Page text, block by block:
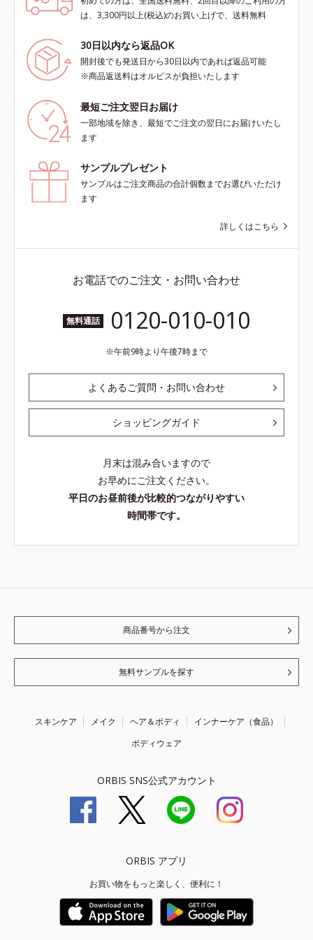
は、3,300円以上(税込)のお買い上げで、送料無料
30日以内なら返品OK
開封後でも発送日から30日以内であれば返品可能
※商品返送料はオルビスが負担いたします
最短ご注文翌日お届け
一部地域を除き、最短でご注文の翌日にお届けいたし
ます
サンプルプレゼント
サンプルはご注文商品の合計個数までお選びいただけ
ます
詳しくはこちら
お電話でのご注文・お問い合わせ
無料通話 0120-010-010
午前9時より午後7時まで
よくあるご質問・お問い合わせ
ショッピングガイド
月末は混み合いますので
お早めにご注文ください。
平日のお昼前後が比較的つながりやすい
時間帯です。
商品番号から注文
無料サンプルを探す
スキンケア メイク ヘア＆ボディ
インナーケア（食品）
ボディウェア
ORBIS SNS公式アカウント
ORBIS アプリ
お買い物をもっと楽しく、便利に！